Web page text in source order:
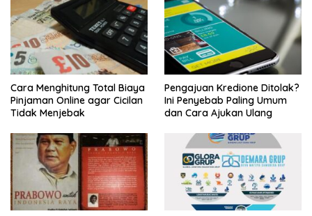
Cara Menghitung Total Biaya
Pinjaman Online agar Cicilan
Tidak Menjebak
Pengajuan Kredione Ditolak?
Ini Penyebab Paling Umum
dan Cara Ajukan Ulang